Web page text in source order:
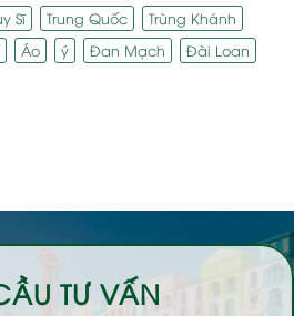
Sĩ Trung Quốc
Trùng Khánh
Áo ý Đan Mạch
Đài Loan
TƯ VẤN